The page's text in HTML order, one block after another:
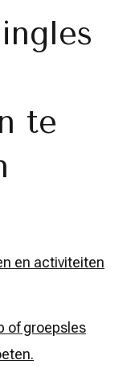
te
en activiteiten
of groepsles